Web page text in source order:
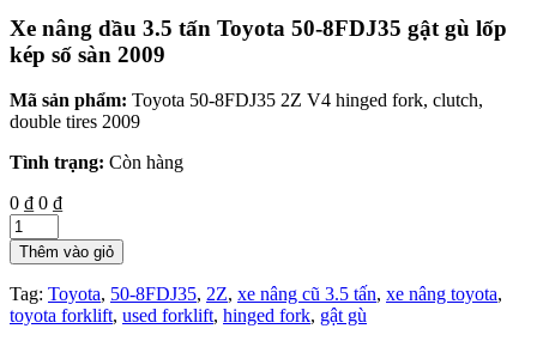
Xe nâng dầu 3.5 tấn Toyota 50-8FDJ35 gật gù lốp
kép số sàn 2009
Mã sản phẩm: Toyota 50-8FDJ35 2Z V4 hinged fork, clutch,
double tires 2009
Tình trạng: Còn hàng
0 ₫ 0 ₫
Thêm vào giỏ
Tag: Toyota, 50-8FDJ35, 2Z, xe nâng cũ 3.5 tấn, xe nâng toyota,
toyota forklift, used forklift, hinged fork, gật gù